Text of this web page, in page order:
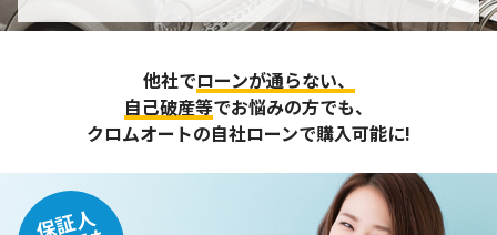
他社でローンが通らない、
自己破産等でお悩みの方でも、
クロムオートの自社ローンで購入可能に!
保証人